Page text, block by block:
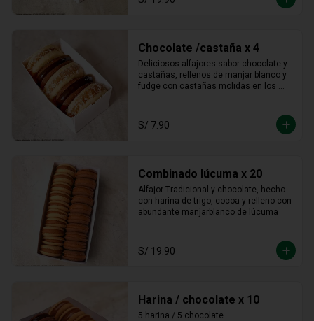
Chocolate /castaña x 4
Deliciosos alfajores sabor chocolate y
castañas, rellenos de manjar blanco y
fudge con castañas molidas en los
S/ 7.90
Combinado lúcuma x 20
Alfajor Tradicional y chocolate, hecho
con harina de trigo, cocoa y relleno con
abundante manjarblanco de lúcuma
S/ 19.90
Harina / chocolate x 10
5 harina / 5 chocolate